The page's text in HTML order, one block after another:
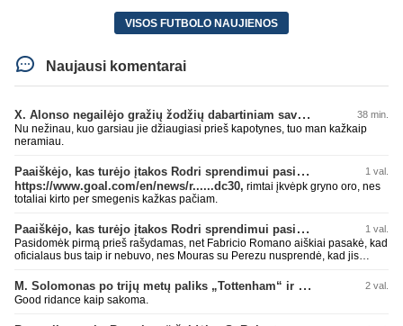
VISOS FUTBOLO NAUJIENOS
Naujausi komentarai
X. Alonso negailėjo gražių žodžių dabartiniam savo klubui „Chelsea“ 38 min.
Nu nežinau, kuo garsiau jie džiaugiasi prieš kapotynes, tuo man kažkaip
neramiau.
Paaiškėjo, kas turėjo įtakos Rodri sprendimui pasirinkti Barselonos pusę 1 val.
https://www.goal.com/en/news/r......dc30, rimtai įkvėpk gryno oro, nes
totaliai kirto per smegenis kažkas pačiam.
Paaiškėjo, kas turėjo įtakos Rodri sprendimui pasirinkti Barselonos pusę 1 val.
Pasidomėk pirmą prieš rašydamas, net Fabricio Romano aiškiai pasakė, kad
oficialaus bus taip ir nebuvo, nes Mouras su Perezu nusprendė, kad jis
surasti info ar buvo oficialus bid. Atsakymas: Ne, oficialaus raštiško
pasiūlymo (official bid) Madrido „Real“ Mančesterio „City“ klubui už Rodri dar
nepateikė. ​Nors žiniasklaidoje (pvz., The Athletic, Diario AS) garsiai kalbama
M. Solomonas po trijų metų paliks „Tottenham“ ir papildys „West Ham“ klubą 2 val.
Good ridance kaip sakoma.